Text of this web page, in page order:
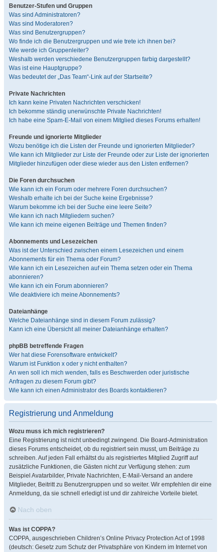
Benutzer-Stufen und Gruppen
Was sind Administratoren?
Was sind Moderatoren?
Was sind Benutzergruppen?
Wo finde ich die Benutzergruppen und wie trete ich ihnen bei?
Wie werde ich Gruppenleiter?
Weshalb werden verschiedene Benutzergruppen farbig dargestellt?
Was ist eine Hauptgruppe?
Was bedeutet der „Das Team“-Link auf der Startseite?
Private Nachrichten
Ich kann keine Privaten Nachrichten verschicken!
Ich bekomme ständig unerwünschte Private Nachrichten!
Ich habe eine Spam-E-Mail von einem Mitglied dieses Forums erhalten!
Freunde und ignorierte Mitglieder
Wozu benötige ich die Listen der Freunde und ignorierten Mitglieder?
Wie kann ich Mitglieder zur Liste der Freunde oder zur Liste der ignorierten
Mitglieder hinzufügen oder diese wieder aus den Listen entfernen?
Die Foren durchsuchen
Wie kann ich ein Forum oder mehrere Foren durchsuchen?
Weshalb erhalte ich bei der Suche keine Ergebnisse?
Warum bekomme ich bei der Suche eine leere Seite?
Wie kann ich nach Mitgliedern suchen?
Wie kann ich meine eigenen Beiträge und Themen finden?
Abonnements und Lesezeichen
Was ist der Unterschied zwischen einem Lesezeichen und einem
Abonnements für ein Thema oder Forum?
Wie kann ich ein Lesezeichen auf ein Thema setzen oder ein Thema
abonnieren?
Wie kann ich ein Forum abonnieren?
Wie deaktiviere ich meine Abonnements?
Dateianhänge
Welche Dateianhänge sind in diesem Forum zulässig?
Kann ich eine Übersicht all meiner Dateianhänge erhalten?
phpBB betreffende Fragen
Wer hat diese Forensoftware entwickelt?
Warum ist Funktion x oder y nicht enthalten?
An wen soll ich mich wenden, falls es Beschwerden oder juristische
Anfragen zu diesem Forum gibt?
Wie kann ich einen Administrator des Boards kontaktieren?
Registrierung und Anmeldung
Wozu muss ich mich registrieren?
Eine Registrierung ist nicht unbedingt zwingend. Die Board-Administration
dieses Forums entscheidet, ob du registriert sein musst, um Beiträge zu
schreiben. Auf jeden Fall erhältst du als registriertes Mitglied Zugriff auf
zusätzliche Funktionen, die Gästen nicht zur Verfügung stehen: zum
Beispiel Avatarbilder, Private Nachrichten, E-Mail-Versand an andere
Mitglieder, Beitritt zu Benutzergruppen und so weiter. Wir empfehlen dir eine
Anmeldung, da sie schnell erledigt ist und dir zahlreiche Vorteile bietet.
Nach oben
Was ist COPPA?
COPPA, ausgeschrieben Children’s Online Privacy Protection Act of 1998
(deutsch: Gesetz zum Schutz der Privatsphäre von Kindern im Internet von